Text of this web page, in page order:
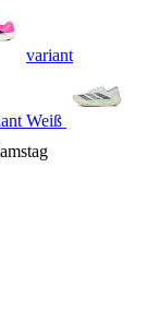
variant
Weiß